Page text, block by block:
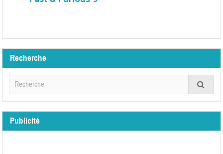
Recherche
Publicité